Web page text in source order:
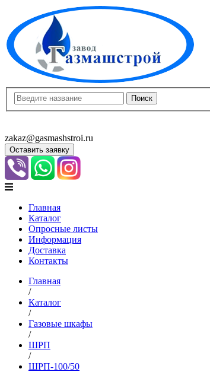
zakaz@gasmashstroi.ru
Оставить заявку
Главная
Каталог
Опросные листы
Информация
Доставка
Контакты
Главная
/
Каталог
/
Газовые шкафы
/
ШРП
/
ШРП-100/50